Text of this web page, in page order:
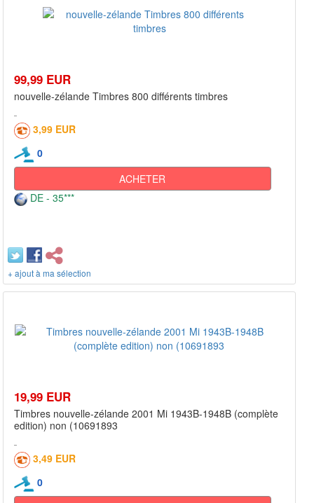
99,99 EUR
nouvelle-zélande Timbres 800 différents timbres
3,99 EUR
0
ACHETER
DE - 35***
+ ajout à ma sélection
19,99 EUR
Timbres nouvelle-zélande 2001 Mi 1943B-1948B (complète
edition) non (10691893
3,49 EUR
0